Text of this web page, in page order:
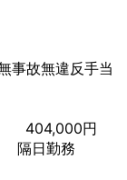
事故無違反手当
404,000円
隔日勤務